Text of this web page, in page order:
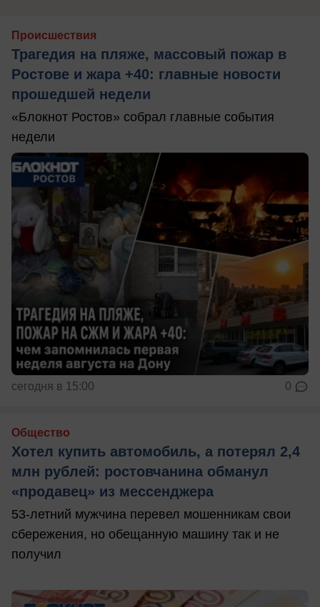
Происшествия
Трагедия на пляже, массовый пожар в
Ростове и жара +40: главные новости
прошедшей недели
«Блокнот Ростов» собрал главные события
недели
сегодня в 15:00 0
Общество
Хотел купить автомобиль, а потерял 2,4
млн рублей: ростовчанина обманул
«продавец» из мессенджера
53-летний мужчина перевел мошенникам свои
сбережения, но обещанную машину так и не
получил